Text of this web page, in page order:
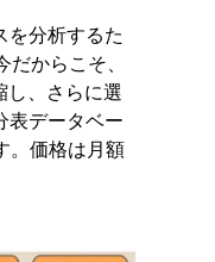
を分析するた
からこそ、
し、さらに選
表データベー
。価格は月額